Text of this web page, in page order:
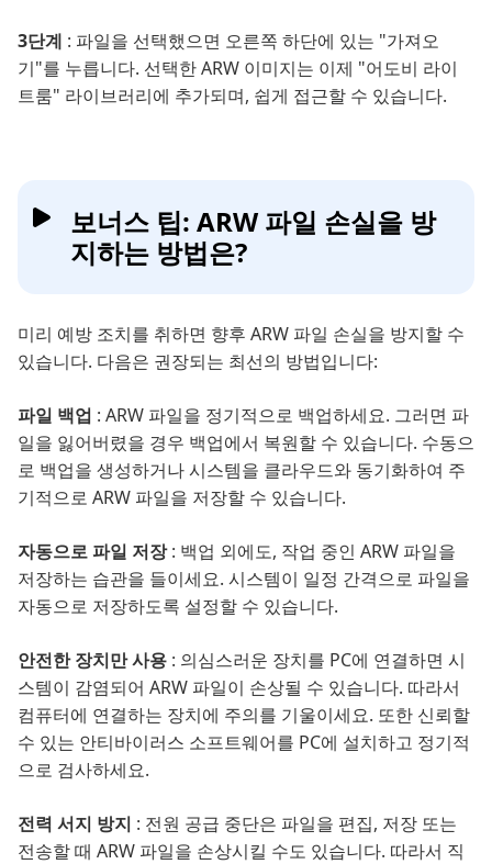
3단계 : 파일을 선택했으면 오른쪽 하단에 있는 "가져오
기"를 누릅니다. 선택한 ARW 이미지는 이제 "어도비 라이
트룸" 라이브러리에 추가되며, 쉽게 접근할 수 있습니다.
보너스 팁: ARW 파일 손실을 방
지하는 방법은?
미리 예방 조치를 취하면 향후 ARW 파일 손실을 방지할 수
있습니다. 다음은 권장되는 최선의 방법입니다:
파일 백업 : ARW 파일을 정기적으로 백업하세요. 그러면 파
일을 잃어버렸을 경우 백업에서 복원할 수 있습니다. 수동으
로 백업을 생성하거나 시스템을 클라우드와 동기화하여 주
기적으로 ARW 파일을 저장할 수 있습니다.
자동으로 파일 저장: 백업 외에도, 작업 중인 ARW 파일을
저장하는 습관을 들이세요. 시스템이 일정 간격으로 파일을
자동으로 저장하도록 설정할 수 있습니다.
안전한 장치만 사용 : 의심스러운 장치를 PC에 연결하면 시
스템이 감염되어 ARW 파일이 손상될 수 있습니다. 따라서
컴퓨터에 연결하는 장치에 주의를 기울이세요. 또한 신뢰할
수 있는 안티바이러스 소프트웨어를 PC에 설치하고 정기적
으로 검사하세요.
전력 서지 방지 : 전원 공급 중단은 파일을 편집, 저장 또는
전송할 때 ARW 파일을 손상시킬 수도 있습니다. 따라서 직